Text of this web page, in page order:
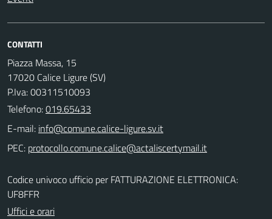
CONTATTI
Piazza Massa, 15
17020 Calice Ligure (SV)
P.Iva: 00311510093
Telefono:019.65433
E-mail:
PEC:
Codice univoco ufficio per FATTURAZIONE ELETTRONICA:
UF8FFR
Uffici e orari